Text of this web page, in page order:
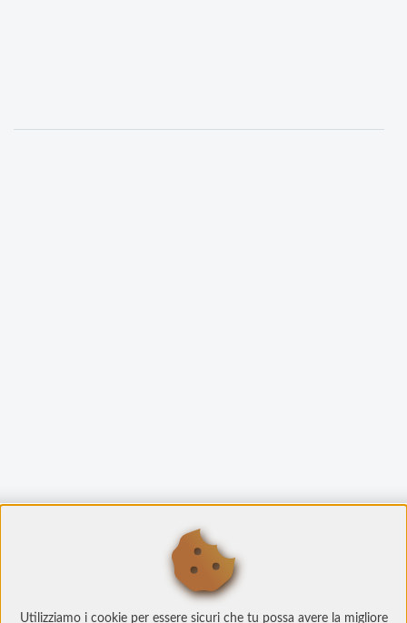
Utilizziamo i cookie per essere sicuri che tu possa avere la migliore